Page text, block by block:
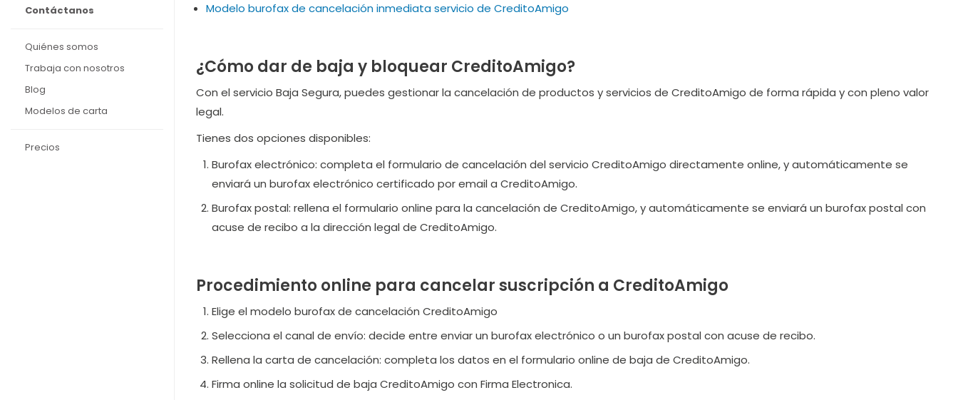
Contáctanos
Quiénes somos
Trabaja con nosotros
Blog
Modelos de carta
Precios
Modelo burofax de cancelación inmediata servicio de CreditoAmigo
¿Cómo dar de baja y bloquear CreditoAmigo?
Con el servicio Baja Segura, puedes gestionar la cancelación de productos y servicios de CreditoAmigo de forma rápida y con pleno valor
legal.
Tienes dos opciones disponibles:
Burofax electrónico: completa el formulario de cancelación del servicio CreditoAmigo directamente online, y automáticamente se
enviará un burofax electrónico certificado por email a CreditoAmigo.
Burofax postal: rellena el formulario online para la cancelación de CreditoAmigo, y automáticamente se enviará un burofax postal con
acuse de recibo a la dirección legal de CreditoAmigo.
Procedimiento online para cancelar suscripción a CreditoAmigo
Elige el modelo burofax de cancelación CreditoAmigo
Selecciona el canal de envío: decide entre enviar un burofax electrónico o un burofax postal con acuse de recibo.
Rellena la carta de cancelación: completa los datos en el formulario online de baja de CreditoAmigo.
Firma online la solicitud de baja CreditoAmigo con Firma Electronica.